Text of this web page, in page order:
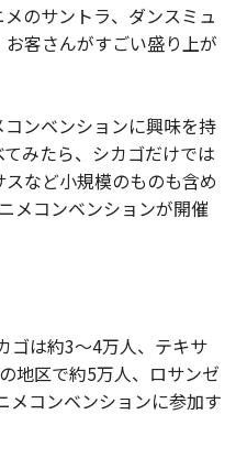
のサントラ、ダンスミュ
客さんがすごい盛り上が
ンベンションに興味を持
みたら、シカゴだけでは
など小規模のものも含め
メコンベンションが開催
ゴは約3〜4万人、テキサ
地区で約5万人、ロサンゼ
メコンベンションに参加す